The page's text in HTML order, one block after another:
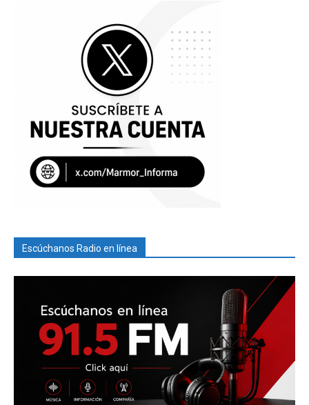
Escúchanos Radio en línea